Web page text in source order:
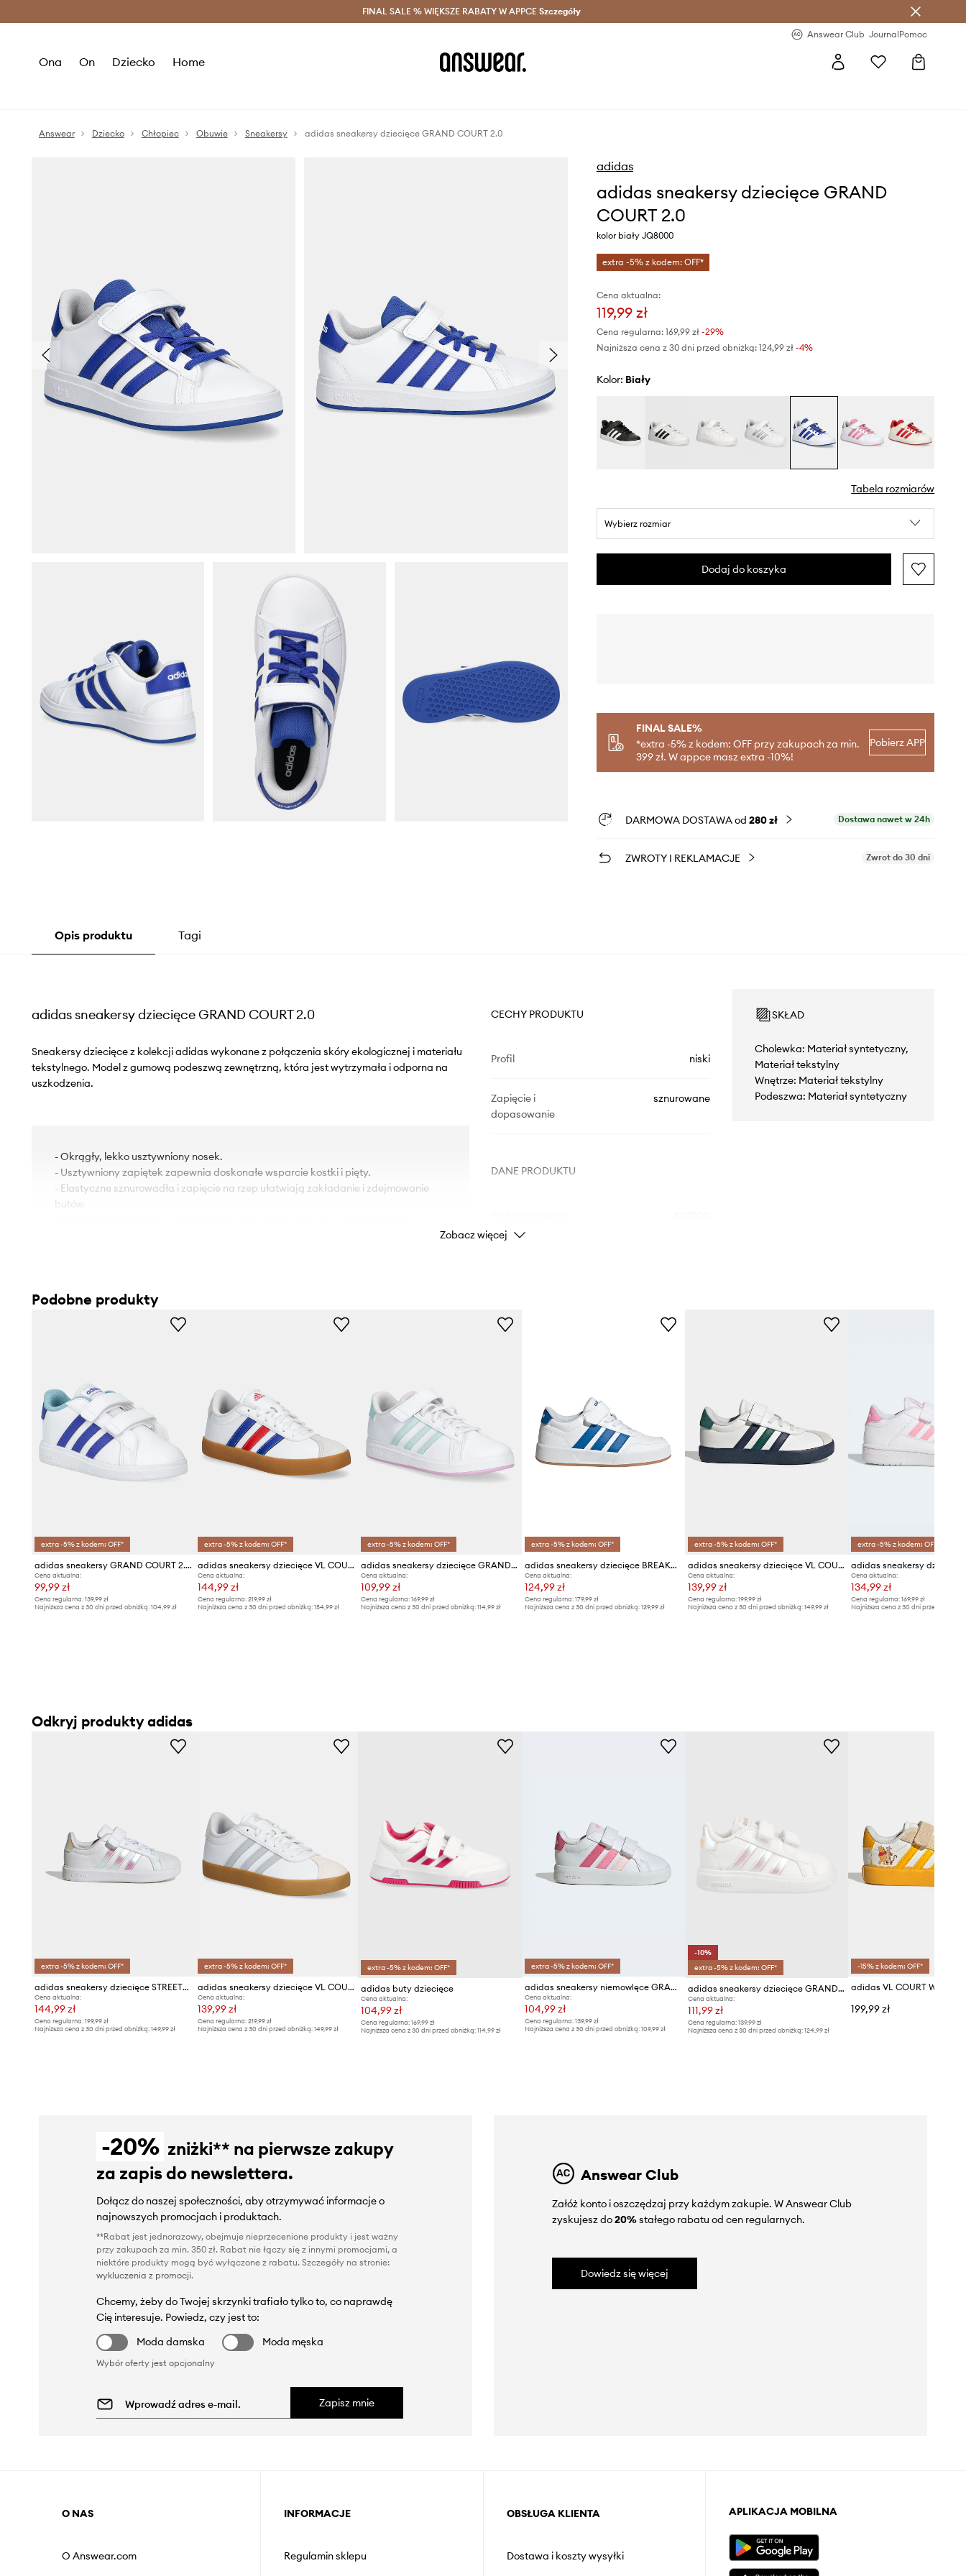
Oszczędzaj z Answear Club > Dostawa nawet w 24h >
FINAL SALE % WIĘKSZE RABATY W APPCE Szczegóły
Answear Club JournalPomoc
Ona On Dziecko Home
Answear Dziecko Chłopiec Obuwie Sneakersy adidas sneakersy dziecięce GRAND COURT 2.0
adidas
adidas sneakersy dziecięce GRAND
COURT 2.0
kolor biały JQ8000
extra -5% z kodem: OFF*
Cena aktualna:
119,99 zł
Cena regularna: 169,99 zł-29%
Najniższa cena z 30 dni przed obniżką: 124,99 zł -4%
Kolor: biały
Tabela rozmiarów
Wybierz rozmiar
Dodaj do koszyka
FINAL SALE%
*extra -5% z kodem: OFF przy zakupach za min.
399 zł. W appce masz extra -10%!
Pobierz APP
DARMOWA DOSTAWA od 280 zł Dostawa nawet w 24h
ZWROTY I REKLAMACJE Zwrot do 30 dni
Opis produktu Tagi
adidas sneakersy dziecięce GRAND COURT 2.0
Sneakersy dziecięce z kolekcji adidas wykonane z połączenia skóry ekologicznej i materiału
tekstylnego. Model z gumową podeszwą zewnętrzną, która jest wytrzymała i odporna na
uszkodzenia.
- Okrągły, lekko usztywniony nosek.
- Usztywniony zapiętek zapewnia doskonałe wsparcie kostki i pięty.
- Elastyczne sznurowadła i zapięcie na rzep ułatwiają zakładanie i zdejmowanie
butów.
CECHY PRODUKTU
Profil niski
Zapięcie i
dopasowanie
sznurowane
DANE PRODUKTU
Producent
SKŁAD
Cholewka: Materiał syntetyczny,
Materiał tekstylny
Wnętrze: Materiał tekstylny
Podeszwa: Materiał syntetyczny
Zobacz więcej
Podobne produkty
extra -5% z kodem: OFF*
adidas sneakersy GRAND COURT 2.0
Cena aktualna:
99,99 zł
Cena regularna: 139,99 zł
Najniższa cena z 30 dni przed obniżką: 104,99 zł
extra -5% z kodem: OFF*
adidas sneakersy dziecięce VL COURT 3.0
Cena aktualna:
144,99 zł
Cena regularna:219,99 zł
Najniższa cena z 30 dni przed obniżką:154,99 zł
extra -5% z kodem: OFF*
adidas sneakersy dziecięce GRAND COURT 2.0
Cena aktualna:
109,99 zł
Cena regularna: 169,99 zł
Najniższa cena z 30 dni przed obniżką: 114,99 zł
extra -5% z kodem: OFF*
adidas sneakersy dziecięce BREAKNET 3.0
Cena aktualna:
124,99 zł
Cena regularna: 179,99 zł
Najniższa cena z 30 dni przed obniżką: 129,99 zł
extra -5% z kodem: OFF*
adidas sneakersy dziecięce VL COURT 3.0
Cena aktualna:
139,99 zł
Cena regularna:199,99 zł
Najniższa cena z 30 dni przed obniżką:149,99 zł
extra -5% z kodem: OFF*
Cena aktualna:
134,99 zł
Cena regularna: 169,99 zł
Najniższa cena z 30 dni przed obniżką:
Odkryj produkty adidas
extra -5% z kodem: OFF*
adidas sneakersy dziecięce STREETTALK
Cena aktualna:
144,99 zł
Cena regularna: 199,99 zł
Najniższa cena z 30 dni przed obniżką: 149,99 zł
extra -5% z kodem: OFF*
adidas sneakersy dziecięce VL COURT 3.0
Cena aktualna:
139,99 zł
Cena regularna:219,99 zł
Najniższa cena z 30 dni przed obniżką:149,99 zł
extra -5% z kodem: OFF*
adidas buty dziecięce
Cena aktualna:
104,99 zł
Cena regularna: 169,99 zł
Najniższa cena z 30 dni przed obniżką: 114,99 zł
extra -5% z kodem: OFF*
adidas sneakersy niemowlęce GRAND COURT 3.0
Cena aktualna:
104,99 zł
Cena regularna: 139,99 zł
Najniższa cena z 30 dni przed obniżką: 109,99 zł
-10%
extra -5% z kodem: OFF*
adidas sneakersy dziecięce GRAND COURT 2.
Cena aktualna:
111,99 zł
Cena regularna:139,99 zł
Najniższa cena z 30 dni przed obniżką:124,99 zł
-15% z kodem: OFF*
199,99 zł
-20% zniżki** na pierwsze zakupy
za zapis do newslettera.
Dołącz do naszej społeczności, aby otrzymywać informacje o
najnowszych promocjach i produktach.
**Rabat jest jednorazowy, obejmuje nieprzecenione produkty i jest ważny
przy zakupach za min. 350 zł. Rabat nie łączy się z innymi promocjami, a
niektóre produkty mogą być wyłączone z rabatu. Szczegóły na stronie:
wykluczenia z promocji.
Chcemy, żeby do Twojej skrzynki trafiało tylko to, co naprawdę
Cię interesuje. Powiedz, czy jest to:
Moda damska
Moda męska
Wybór oferty jest opcjonalny
Zapisz mnie
Answear Club
Załóż konto i oszczędzaj przy każdym zakupie. W Answear Club
zyskujesz do20%stałego rabatu od cen regularnych.
Dowiedz się więcej
O NAS
O Answear.com
INFORMACJE
Regulamin sklepu
OBSŁUGA KLIENTA
Dostawa i koszty wysyłki
APLIKACJA MOBILNA